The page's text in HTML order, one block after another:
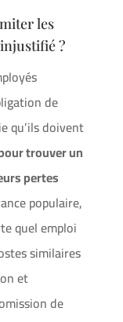
les
?
de
qu’ils doivent
trouver un
pertes
populaire,
quel emploi
similaires
et
de